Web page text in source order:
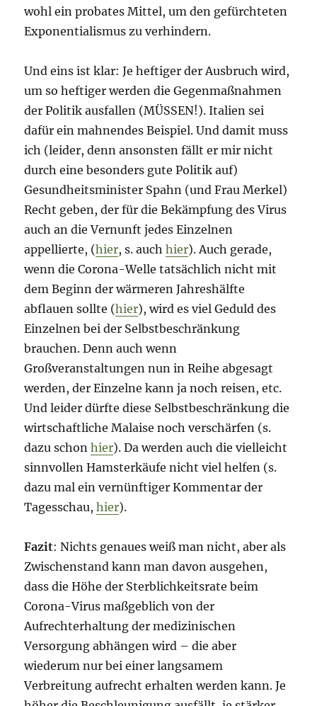
wohl ein probates Mittel, um den gefürchteten
Exponentialismus zu verhindern.
Und eins ist klar: Je heftiger der Ausbruch wird,
um so heftiger werden die Gegenmaßnahmen
der Politik ausfallen (MÜSSEN!). Italien sei
dafür ein mahnendes Beispiel. Und damit muss
ich (leider, denn ansonsten fällt er mir nicht
durch eine besonders gute Politik auf)
Gesundheitsminister Spahn (und Frau Merkel)
Recht geben, der für die Bekämpfung des Virus
auch an die Vernunft jedes Einzelnen
appellierte, (hier, s. auchhier). Auch gerade,
wenn die Corona-Welle tatsächlich nicht mit
dem Beginn der wärmeren Jahreshälfte
abflauen sollte (hier), wird es viel Geduld des
Einzelnen bei der Selbstbeschränkung
brauchen. Denn auch wenn
Großveranstaltungen nun in Reihe abgesagt
werden, der Einzelne kann ja noch reisen, etc.
Und leider dürfte diese Selbstbeschränkung die
wirtschaftliche Malaise noch verschärfen (s.
dazu schonhier). Da werden auch die vielleicht
sinnvollen Hamsterkäufe nicht viel helfen (s.
dazu mal ein vernünftiger Kommentar der
Tagesschau,hier).
Fazit: Nichts genaues weiß man nicht, aber als
Zwischenstand kann man davon ausgehen,
dass die Höhe der Sterblichkeitsrate beim
Corona-Virus maßgeblich von der
Aufrechterhaltung der medizinischen
Versorgung abhängen wird – die aber
wiederum nur bei einer langsamem
Verbreitung aufrecht erhalten werden kann. Je